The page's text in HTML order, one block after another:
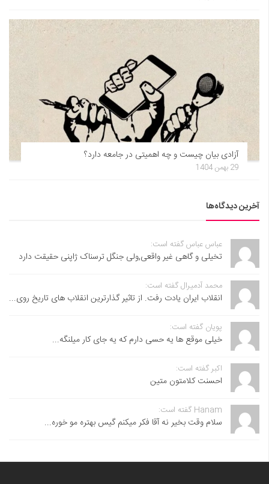
آزادی بیان چیست و چه اهمیتی در جامعه دارد؟
29 بهمن 1404
آخرین دیدگاه‌ها
عباس عباس گفته است:
تخیلی و گاهی غیر واقعی,ولی جنگل ترسناک ژاپنی حقیقت دارد
محمد آدمیرال گفته است:
انقلاب ایران یادت رفت. از تاثیر گذارترین انقلاب های تاریخ روی...
پویان گفته است:
خیلی موقع ها یه حسی دارم که یه جای کار میلنگه...
اکبر گفته است:
احسنت ‌کلامتون متین
Hanam گفته است:
سلام وقت بخیر نه آقا فکر میکنم گیس بهتره مو خوره...